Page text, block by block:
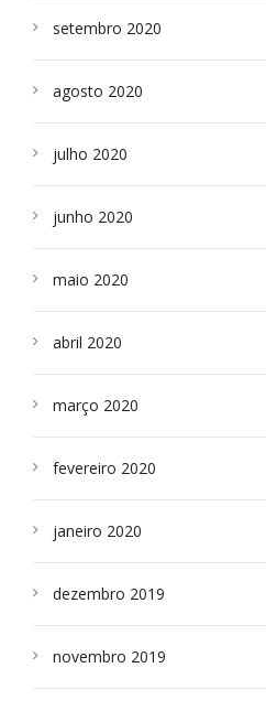
setembro 2020
agosto 2020
julho 2020
junho 2020
maio 2020
abril 2020
março 2020
fevereiro 2020
janeiro 2020
dezembro 2019
novembro 2019